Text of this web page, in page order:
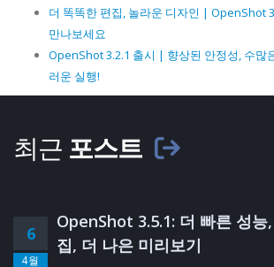
더 똑똑한 편집, 놀라운 디자인 | OpenShot
만나보세요
OpenShot 3.2.1 출시 | 향상된 안정성, 수많
러운 실행!
최근 포스트
6
4월
OpenShot 3.5.1: 더 빠른 성능
집, 더 나은 미리보기